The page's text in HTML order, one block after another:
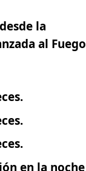
la
al Fuego
en la noche